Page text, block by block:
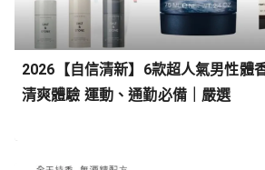
2026【自信清新】6款超人氣男性體
清爽體驗 運動、通勤必備｜嚴選